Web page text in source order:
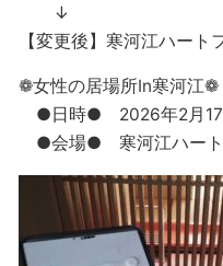
↓
【変更後】寒河江ハー
❁女性の居場所In寒河江❁
●日時● 2026年2月17
●会場● 寒河江ハート